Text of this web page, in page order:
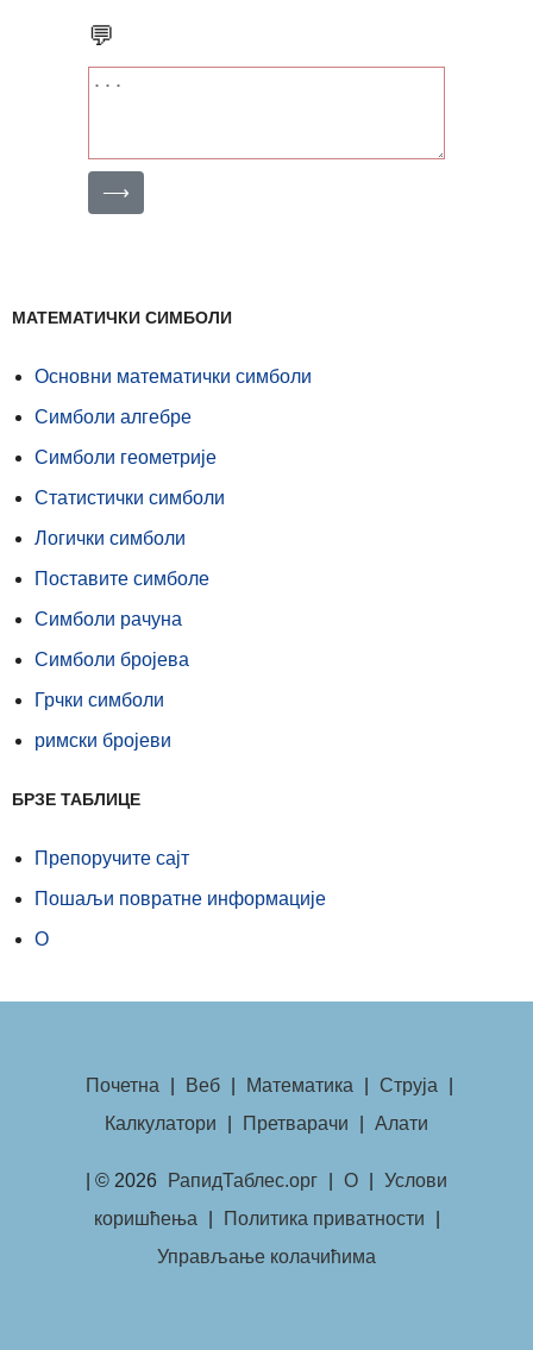
💬
⟶
МАТЕМАТИЧКИ СИМБОЛИ
Основни математички симболи
Симболи алгебре
Симболи геометрије
Статистички симболи
Логички симболи
Поставите симболе
Симболи рачуна
Симболи бројева
Грчки симболи
римски бројеви
БРЗЕ ТАБЛИЦЕ
Препоручите сајт
Пошаљи повратне информације
О
Почетна Веб Математика Струја
Калкулатори
Претварачи Алати
| © 2026 РапидТаблес.орг О
Услови
коришћења
Политика приватности
Управљање колачићима